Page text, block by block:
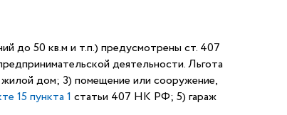
до 50 кв.м и т.п.) предусмотрены ст. 407
деятельности. Льгота
жилой дом; 3) помещение или сооружение,
15 пункта 1 статьи 407 НК РФ; 5) гараж